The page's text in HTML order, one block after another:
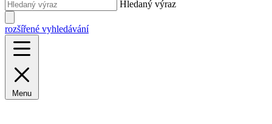
Hledaný výraz
rozšířené vyhledávání
Menu